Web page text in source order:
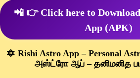
📲 👉 Click here to
App (APK)
🔯 Rishi Astro App – Personal
அஸ்ட்ரோ ஆப் – தனிமனித